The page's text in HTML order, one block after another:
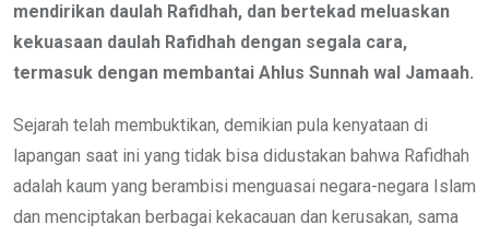
mendirikan daulah Rafidhah, dan bertekad meluaskan
kekuasaan daulah Rafidhah dengan segala cara,
termasuk dengan membantai Ahlus Sunnah wal Jamaah.
Sejarah telah membuktikan, demikian pula kenyataan di
lapangan saat ini yang tidak bisa didustakan bahwa Rafidhah
adalah kaum yang berambisi menguasai negara-negara Islam
dan menciptakan berbagai kekacauan dan kerusakan, sama